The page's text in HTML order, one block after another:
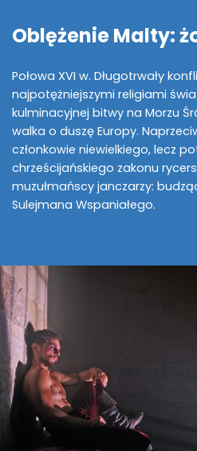
Oblężenie Malty:
Połowa XVI w. Długotrwały
najpotężniejszymi religiami
kulminacyjnej bitwy na Morzu
walka o duszę Europy.
członkowie niewielkiego, lecz
chrześcijańskiego zakonu
muzułmańscy janczarzy:
Sulejmana Wspaniałego.